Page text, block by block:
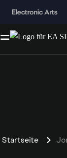
Startseite